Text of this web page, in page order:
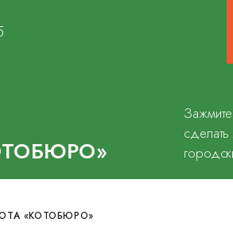
«КОТОБЮРО»